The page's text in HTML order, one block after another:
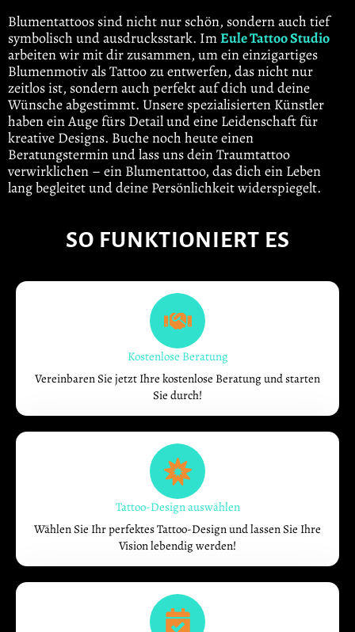
Blumentattoos sind nicht nur schön, sondern auch tief
symbolisch und ausdrucksstark. ImEule Tattoo Studio
arbeiten wir mit dir zusammen, um ein einzigartiges
Blumenmotiv als Tattoo zu entwerfen, das nicht nur
zeitlos ist, sondern auch perfekt auf dich und deine
Wünsche abgestimmt. Unsere spezialisierten Künstler
haben ein Auge fürs Detail und eine Leidenschaft für
kreative Designs. Buche noch heute einen
Beratungstermin und lass uns dein Traumtattoo
verwirklichen – ein Blumentattoo, das dich ein Leben
lang begleitet und deine Persönlichkeit widerspiegelt.
SO FUNKTIONIERT ES
Kostenlose Beratung
Vereinbaren Sie jetzt Ihre kostenlose Beratung und starten
Sie durch!
Tattoo-Design auswählen
Wählen Sie Ihr perfektes Tattoo-Design und lassen Sie Ihre
Vision lebendig werden!